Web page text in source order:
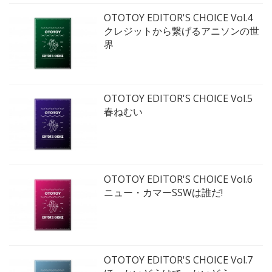
OTOTOY EDITOR'S CHOICE Vol.4
クレジットから繋げるアニソンの世
界
OTOTOY EDITOR'S CHOICE Vol.5
春ねむい
OTOTOY EDITOR'S CHOICE Vol.6
ニュー・カマーSSWは誰だ!
OTOTOY EDITOR'S CHOICE Vol.7